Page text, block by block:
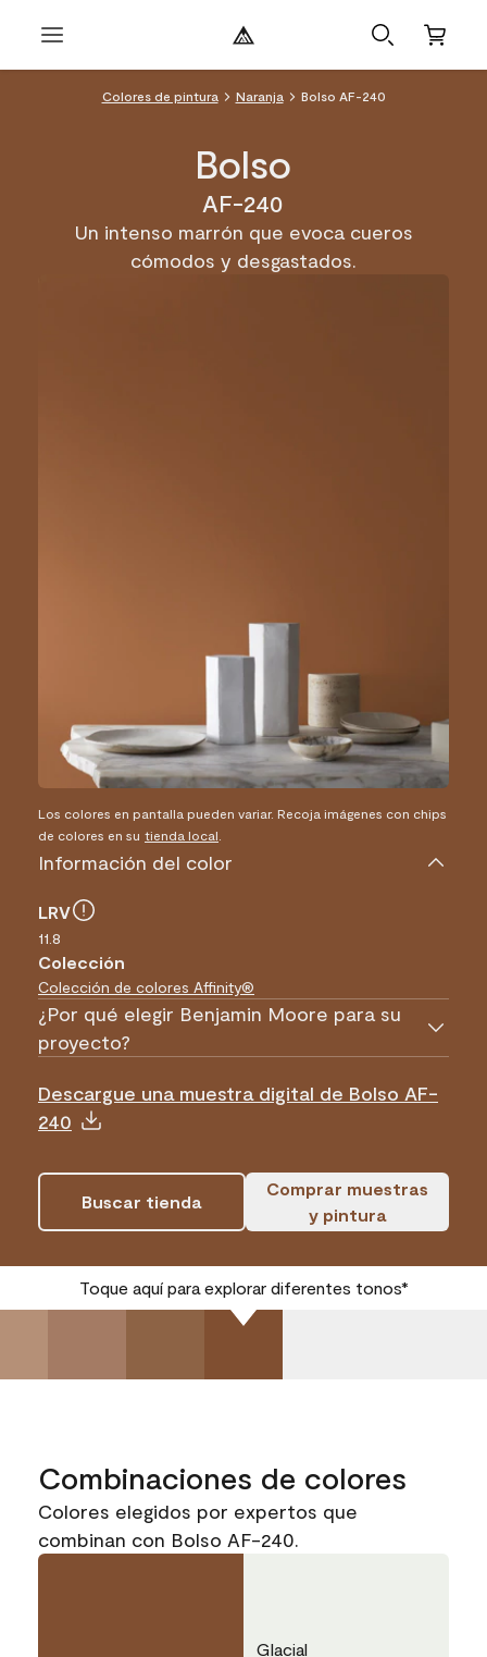
Colores de pintura Naranja Bolso AF-240
Bolso
AF-240
Un intenso marrón que evoca cueros
cómodos y desgastados.
Los colores en pantalla pueden variar. Recoja imágenes con chips
de colores en su tienda local
Información del color
LRV
11.8
Colección
Colección de colores Affinity®
¿Por qué elegir Benjamin Moore para su
proyecto?
Descargue una muestra digital de Bolso AF-
240
Buscar tienda
Comprar muestras
y pintura
Toque aquí para explorar diferentes tonos*
Combinaciones de colores
Colores elegidos por expertos que
combinan con Bolso AF-240.
Glacial